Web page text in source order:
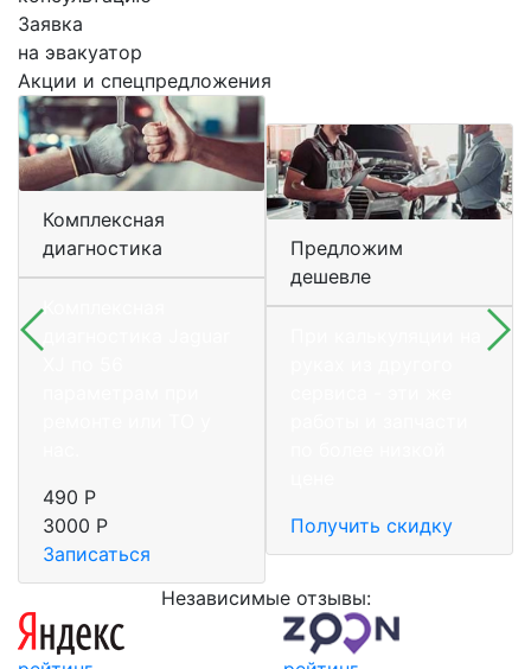
Заявка
на эвакуатор
Акции и спецпредложения
Комплексная
диагностика
Комплексная
490 Р
3000 Р
Записаться
Предложим
дешевле
Получить скидку
Независимые отзывы: